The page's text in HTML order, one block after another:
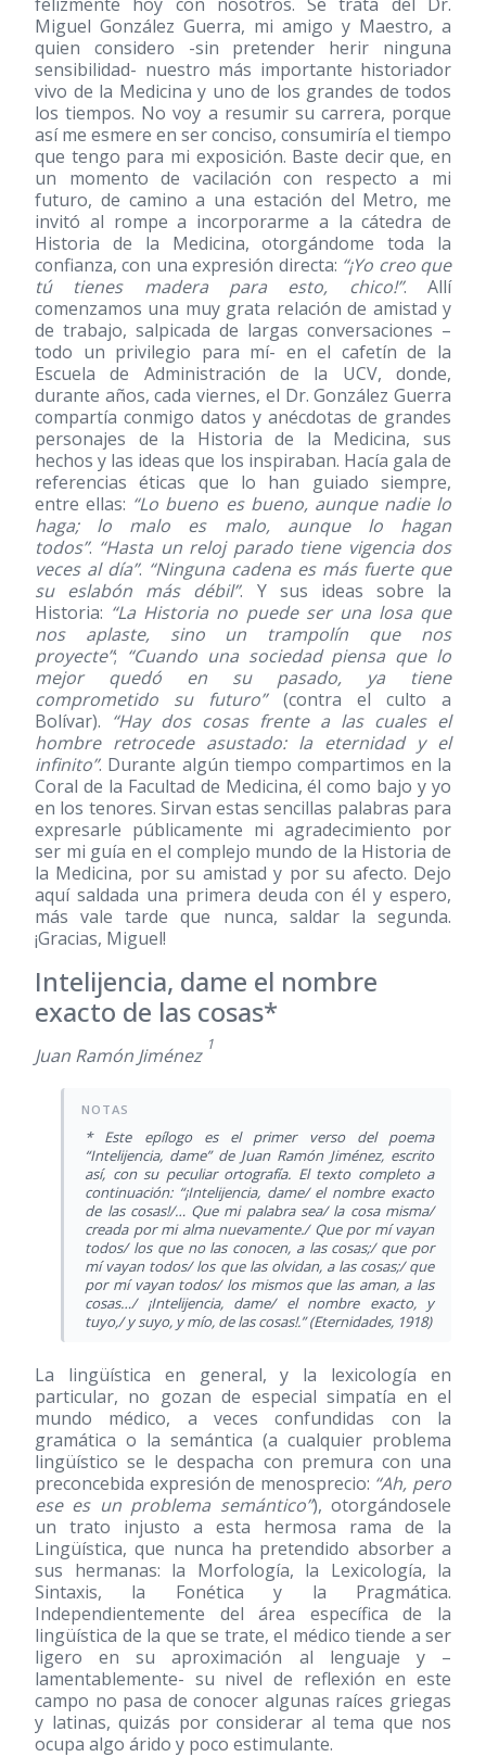
Miguel González Guerra, mi amigo y Maestro, a
quien considero -sin pretender herir ninguna
sensibilidad- nuestro más importante historiador
vivo de la Medicina y uno de los grandes de todos
los tiempos. No voy a resumir su carrera, porque
así me esmere en ser conciso, consumiría el tiempo
que tengo para mi exposición. Baste decir que, en
un momento de vacilación con respecto a mi
futuro, de camino a una estación del Metro, me
invitó al rompe a incorporarme a la cátedra de
Historia de la Medicina, otorgándome toda la
confianza, con una expresión directa: “¡Yo creo que
tú tienes madera para esto, chico!”. Allí
comenzamos una muy grata relación de amistad y
de trabajo, salpicada de largas conversaciones –
todo un privilegio para mí- en el cafetín de la
Escuela de Administración de la UCV, donde,
durante años, cada viernes, el Dr. González Guerra
compartía conmigo datos y anécdotas de grandes
personajes de la Historia de la Medicina, sus
hechos y las ideas que los inspiraban. Hacía gala de
referencias éticas que lo han guiado siempre,
entre ellas: “Lo bueno es bueno, aunque nadie lo
haga; lo malo es malo, aunque lo hagan
todos”. “Hasta un reloj parado tiene vigencia dos
veces al día”. “Ninguna cadena es más fuerte que
su eslabón más débil”. Y sus ideas sobre la
Historia: “La Historia no puede ser una losa que
nos aplaste, sino un trampolín que nos
proyecte”; “Cuando una sociedad piensa que lo
mejor quedó en su pasado, ya tiene
comprometido su futuro”(contra el culto a
Bolívar). “Hay dos cosas frente a las cuales el
hombre retrocede asustado: la eternidad y el
infinito”. Durante algún tiempo compartimos en la
Coral de la Facultad de Medicina, él como bajo y yo
en los tenores. Sirvan estas sencillas palabras para
expresarle públicamente mi agradecimiento por
ser mi guía en el complejo mundo de la Historia de
la Medicina, por su amistad y por su afecto. Dejo
aquí saldada una primera deuda con él y espero,
más vale tarde que nunca, saldar la segunda.
¡Gracias, Miguel!
Intelijencia, dame el nombre
exacto de las cosas*
Juan Ramón Jiménez
1
* Este epílogo es el primer verso del poema
“Intelijencia, dame” de Juan Ramón Jiménez, escrito
así, con su peculiar ortografía. El texto completo a
continuación: “¡Intelijencia, dame/ el nombre exacto
de las cosas!/… Que mi palabra sea/ la cosa misma/
creada por mi alma nuevamente./ Que por mí vayan
todos/ los que no las conocen, a las cosas;/ que por
mí vayan todos/ los que las olvidan, a las cosas;/ que
por mí vayan todos/ los mismos que las aman, a las
cosas…/ ¡Intelijencia, dame/ el nombre exacto, y
tuyo,/ y suyo, y mío, de las cosas!.” (Eternidades, 1918)
La lingüística en general, y la lexicología en
particular, no gozan de especial simpatía en el
mundo médico, a veces confundidas con la
gramática o la semántica (a cualquier problema
lingüístico se le despacha con premura con una
preconcebida expresión de menosprecio: “Ah, pero
ese es un problema semántico”), otorgándosele
un trato injusto a esta hermosa rama de la
Lingüística, que nunca ha pretendido absorber a
sus hermanas: la Morfología, la Lexicología, la
Sintaxis, la Fonética y la Pragmática.
Independientemente del área específica de la
lingüística de la que se trate, el médico tiende a ser
ligero en su aproximación al lenguaje y –
lamentablemente- su nivel de reflexión en este
campo no pasa de conocer algunas raíces griegas
y latinas, quizás por considerar al tema que nos
ocupa algo árido y poco estimulante.